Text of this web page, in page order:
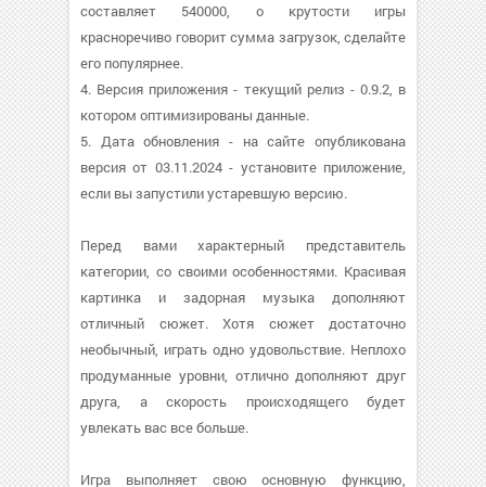
составляет 540000, о крутости игры
красноречиво говорит сумма загрузок, сделайте
его популярнее.
4. Версия приложения - текущий релиз - 0.9.2, в
котором оптимизированы данные.
5. Дата обновления - на сайте опубликована
версия от 03.11.2024 - установите приложение,
если вы запустили устаревшую версию.
Перед вами характерный представитель
категории, со своими особенностями. Красивая
картинка и задорная музыка дополняют
отличный сюжет. Хотя сюжет достаточно
необычный, играть одно удовольствие. Неплохо
продуманные уровни, отлично дополняют друг
друга, а скорость происходящего будет
увлекать вас все больше.
Игра выполняет свою основную функцию,